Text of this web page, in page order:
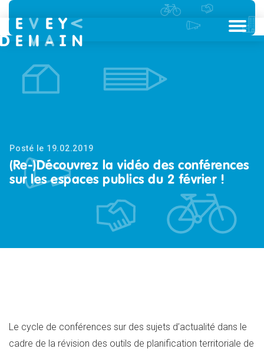
Posté le 19.02.2019
(Re-)Découvrez la vidéo des conférences
sur les espaces publics du 2 février !
Le cycle de conférences sur des sujets d’actualité dans le
cadre de la révision des outils de planification territoriale de